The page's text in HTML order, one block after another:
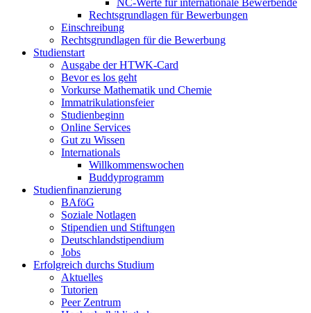
NC-Werte für internationale Bewerbende
Rechtsgrundlagen für Bewerbungen
Einschreibung
Rechtsgrundlagen für die Bewerbung
Studienstart
Ausgabe der HTWK-Card
Bevor es los geht
Vorkurse Mathematik und Chemie
Immatrikulationsfeier
Studienbeginn
Online Services
Gut zu Wissen
Internationals
Willkommenswochen
Buddyprogramm
Studienfinanzierung
BAföG
Soziale Notlagen
Stipendien und Stiftungen
Deutschlandstipendium
Jobs
Erfolgreich durchs Studium
Aktuelles
Tutorien
Peer Zentrum